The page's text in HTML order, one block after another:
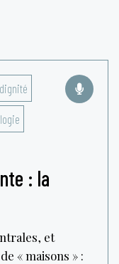
dignité
: la
et
« maisons » :